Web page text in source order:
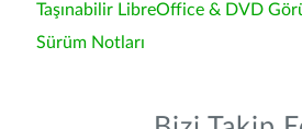
Taşınabilir LibreOffice & DVD
Sürüm Notları